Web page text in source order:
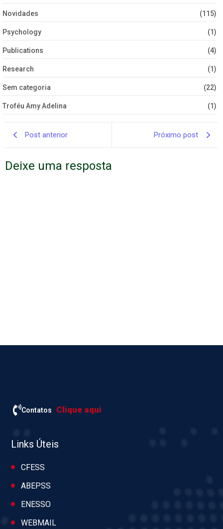
Novidades (115)
Psychology (1)
Publications (4)
Research (1)
Sem categoria (22)
Troféu Amy Adelina (1)
Post anterior Próximo post
Deixe uma resposta
Contatos Clique aqui
Links Úteis
CFESS
ABEPSS
ENESSO
WEBMAIL